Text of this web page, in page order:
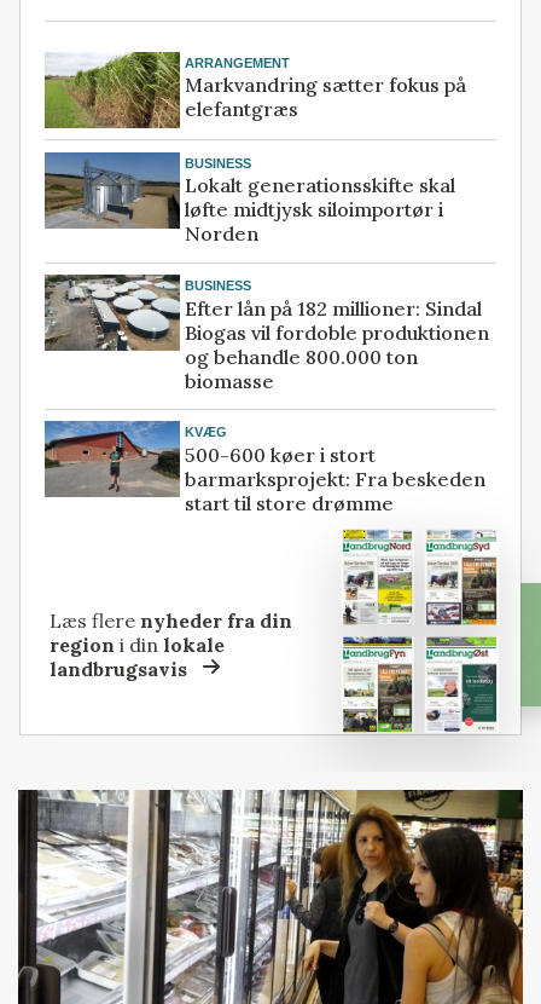
ARRANGEMENT
Markvandring sætter fokus på
elefantgræs
BUSINESS
Lokalt generationsskifte skal
løfte midtjysk siloimportør i
Norden
BUSINESS
Efter lån på 182 millioner: Sindal
Biogas vil fordoble produktionen
og behandle 800.000 ton
biomasse
KVÆG
500-600 køer i stort
barmarksprojekt: Fra beskeden
start til store drømme
Læs flere nyheder fra din
region i dinlokale
landbrugsavis